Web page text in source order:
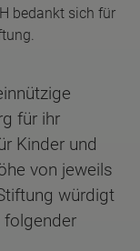
bedankt sich für
für ihr
Kinder und
von jeweils
würdigt